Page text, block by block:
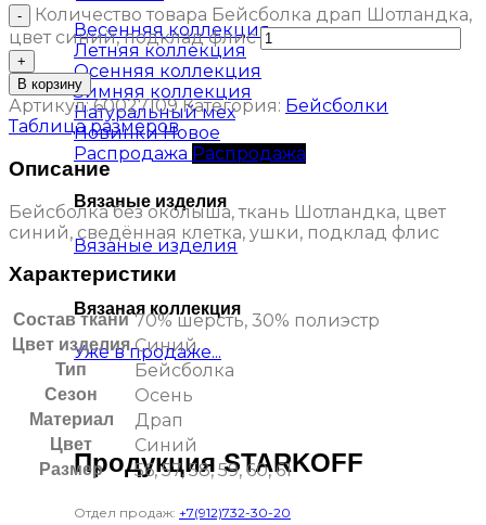
Весенняя коллекция
Летняя коллекция
Осенняя коллекция
Зимняя коллекция
Натуральный мех
Новинки
Распродажа
Вязаные изделия
Вязаные изделия
Вязаная коллекция
Уже в продаже...
Продукция STARKOFF
Отдел продаж: +7(912)732-30-20
Количество товара Бейсболка драп Шотландка,
цвет синий, подклад флис
В корзину
Артикул:60027109 Категория: Бейсболки
Таблица размеров
Описание
Бейсболка без околыша, ткань Шотландка, цвет
синий, сведённая клетка, ушки, подклад флис
Характеристики
Состав ткани 70% шерсть, 30% полиэстр
Цвет изделия Синий
Тип Бейсболка
Сезон Осень
Материал Драп
Цвет Синий
Размер 56, 57, 58, 59, 60, 61